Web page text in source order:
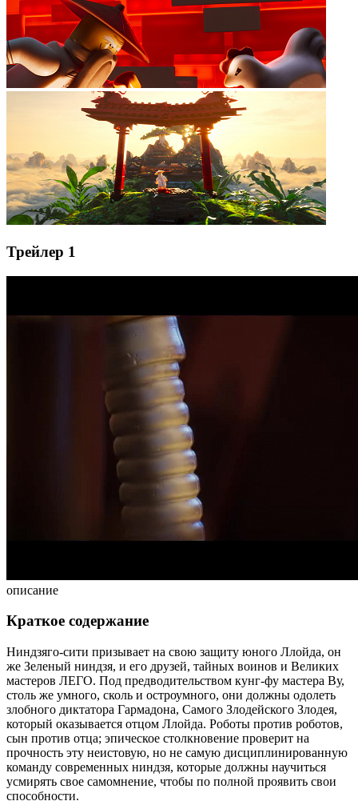
Трейлер 1
описание
Краткое содержание
Ниндзяго-сити призывает на свою защиту юного Ллойда, он
же Зеленый ниндзя, и его друзей, тайных воинов и Великих
мастеров ЛЕГО. Под предводительством кунг-фу мастера Ву,
столь же умного, сколь и остроумного, они должны одолеть
злобного диктатора Гармадона, Самого Злодейского Злодея,
который оказывается отцом Ллойда. Роботы против роботов,
сын против отца; эпическое столкновение проверит на
прочность эту неистовую, но не самую дисциплинированную
команду современных ниндзя, которые должны научиться
усмирять свое самомнение, чтобы по полной проявить свои
способности.